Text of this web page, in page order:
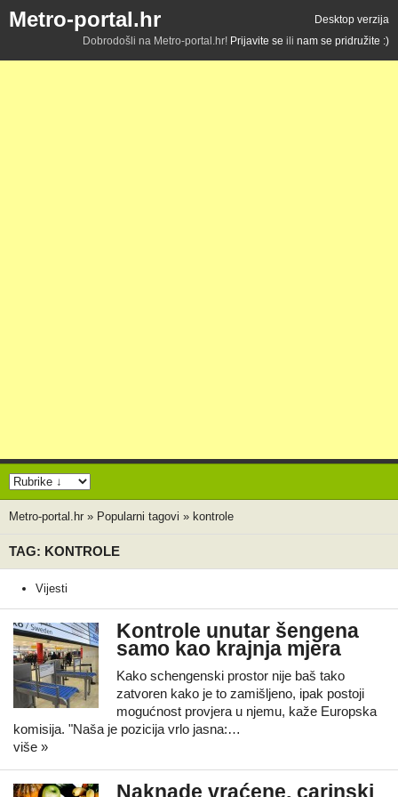
Metro-portal.hr
Desktop verzija
Dobrodošli na Metro-portal.hr! Prijavite se ili nam se pridružite :)
Metro-portal.hr » Popularni tagovi » kontrole
TAG: KONTROLE
Vijesti
Kontrole unutar šengena
samo kao krajnja mjera
Kako schengenski prostor nije baš tako
zatvoren kako je to zamišljeno, ipak postoji
mogućnost provjera u njemu, kaže Europska
komisija. "Naša je pozicija vrlo jasna:…
više »
Naknade vraćene, carinski